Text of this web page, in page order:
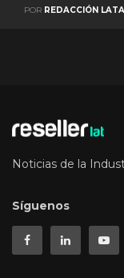
POR REDACCIÓN
Noticias de la
Síguenos